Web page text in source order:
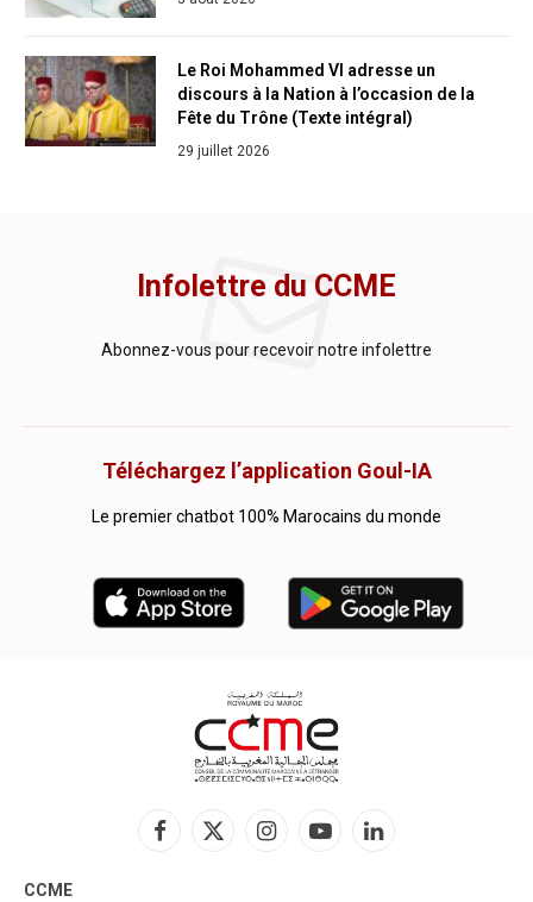
Le Roi Mohammed VI adresse un
discours à la Nation à l’occasion de la
Fête du Trône (Texte intégral)
29 juillet 2026
Infolettre du CCME
Abonnez-vous pour recevoir notre infolettre
Téléchargez l’application Goul-IA
Le premier chatbot 100% Marocains du monde
Facebook
X
InstagramYouTubeLinkedIn
CCME